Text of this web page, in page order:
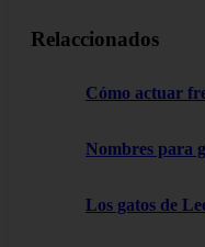
Relaccionados
Cómo actuar
Nombres para
Los gatos de